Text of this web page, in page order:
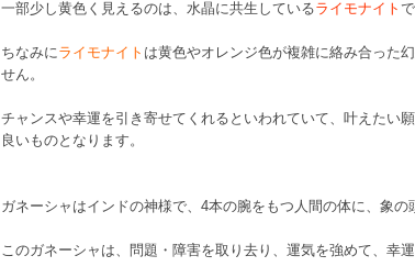
一部少し黄色く見えるのは、水晶に共生しているライモナイト
ちなみに ライモナイト は黄色やオレンジ色が複雑に絡み合った
せん。
チャンスや幸運を引き寄せてくれるといわれていて、叶えたい
良いものとなります。
ガネーシャはインドの神様で、4本の腕をもつ人間の体に、象の
このガネーシャは、問題・障害を取り去り、運気を強めて、幸